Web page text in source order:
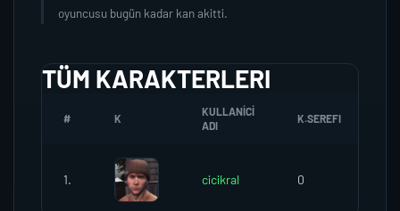
oyuncusu bugün kadar kan akitti.
TÜM KARAKTERLERI
# K
KULLANICI
ADI
K.SEREFI
1. cicikral 0